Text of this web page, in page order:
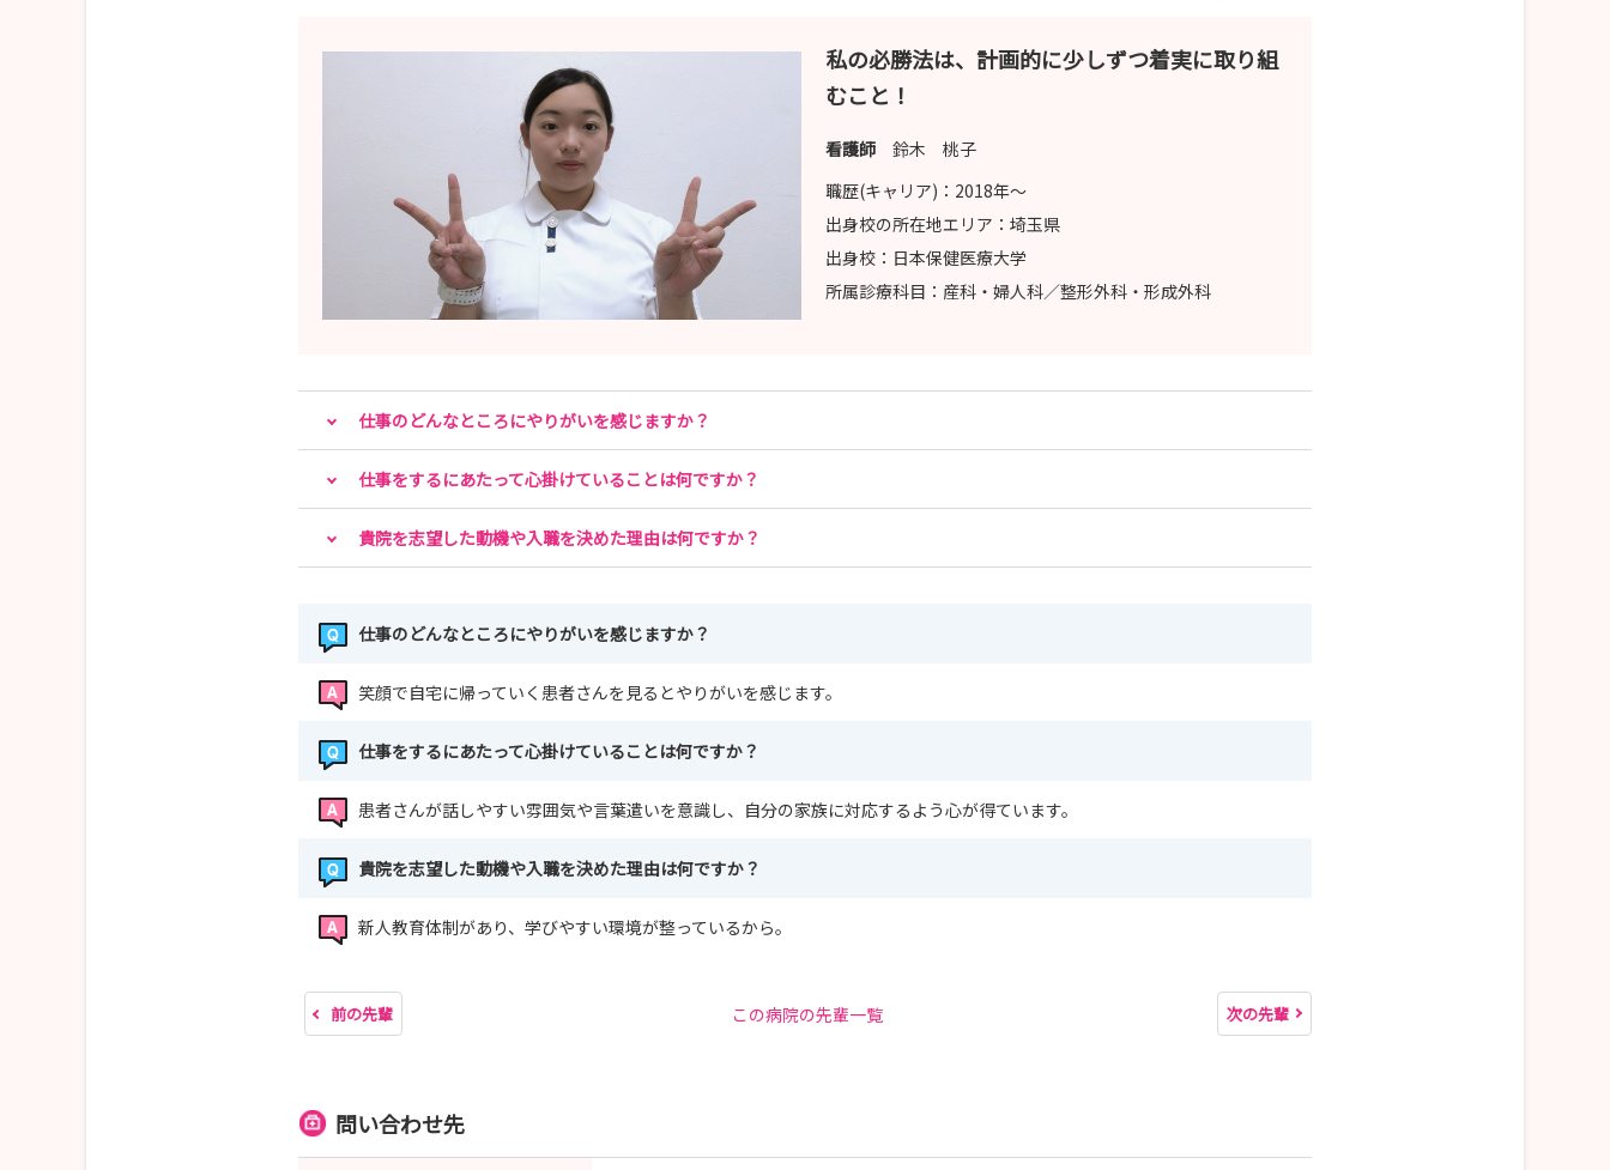
私の必勝法は、計画的に少しずつ着実に取り組
むこと！
看護師 鈴木 桃子
職歴(キャリア)： 2018年〜
出身校の所在地エリア： 埼玉県
出身校： 日本保健医療大学
所属診療科目： 産科・婦人科／整形外科・形成外科
仕事のどんなところにやりがいを感じますか？
仕事をするにあたって心掛けていることは何ですか？
貴院を志望した動機や入職を決めた理由は何ですか？
仕事のどんなところにやりがいを感じますか？
笑顔で自宅に帰っていく患者さんを見るとやりがいを感じます。
仕事をするにあたって心掛けていることは何ですか？
患者さんが話しやすい雰囲気や言葉遣いを意識し、自分の家族に対応するよう心が得ています。
貴院を志望した動機や入職を決めた理由は何ですか？
新人教育体制があり、学びやすい環境が整っているから。
前の先輩 この病院の先輩一覧 次の先輩
問い合わせ先